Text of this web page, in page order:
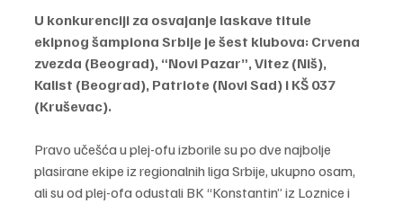
U konkurenciji za osvajanje laskave titule
ekipnog šampiona Srbije je šest klubova: Crvena
zvezda (Beograd), “Novi Pazar”, Vitez (Niš),
Kalist (Beograd), Patriote (Novi Sad) i KŠ 037
(Kruševac).
Pravo učešća u plej-ofu izborile su po dve najbolje
plasirane ekipe iz regionalnih liga Srbije, ukupno osam,
ali su od plej-ofa odustali BK “Konstantin” iz Loznice i